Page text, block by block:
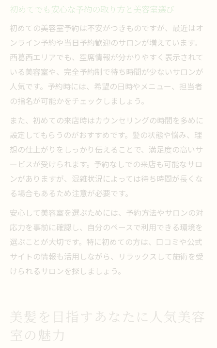
初めてでも安心な予約の取り方と美容室選び
初めての美容室予約は不安がつきものですが、最近はオ
ンライン予約や当日予約歓迎のサロンが増えています。
西葛西エリアでも、空席情報が分かりやすく表示されて
いる美容室や、完全予約制で待ち時間が少ないサロンが
人気です。予約時には、希望の日時やメニュー、担当者
の指名が可能かをチェックしましょう。
また、初めての来店時はカウンセリングの時間を多めに
設定してもらうのがおすすめです。髪の状態や悩み、理
想の仕上がりをしっかり伝えることで、満足度の高いサ
ービスが受けられます。予約なしでの来店も可能なサロ
ンがありますが、混雑状況によっては待ち時間が長くな
る場合もあるため注意が必要です。
安心して美容室を選ぶためには、予約方法やサロンの対
応力を事前に確認し、自分のペースで利用できる環境を
選ぶことが大切です。特に初めての方は、口コミや公式
サイトの情報も活用しながら、リラックスして施術を受
けられるサロンを探しましょう。
美髪を目指すあなたに人気美容
室の魅力